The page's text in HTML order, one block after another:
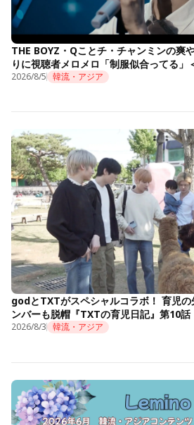
THE BOYZ・Qことチ・チャンミンの爽
りに視聴者メロメロ「制服似合ってる」
2026/8/5 韓流・アジア
godとTXTがスペシャルコラボ！ 育児の
ンバーも脱帽『TXTの育児日記』第10話
2026/8/3 韓流・アジア